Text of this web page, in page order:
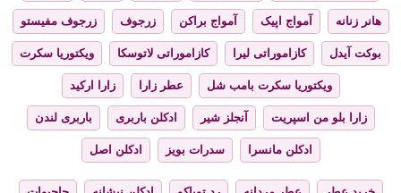
هانر زنانه آمواج اپیک آمواج براکن زرجوف زرجوف مفیستو
بوکت آیدل کازاموراتی لیرا کازاموراتی لاتوسکا ویکتوریا سکرت
ویکتوریا سکرت بامب شل عطر زارا زارا ارکید
زارا بلو من اسپریت آنجلز شیر ادکلن باربری باربری لندن
ادکلن مانسرا سدرات بویز ادکلن اصل